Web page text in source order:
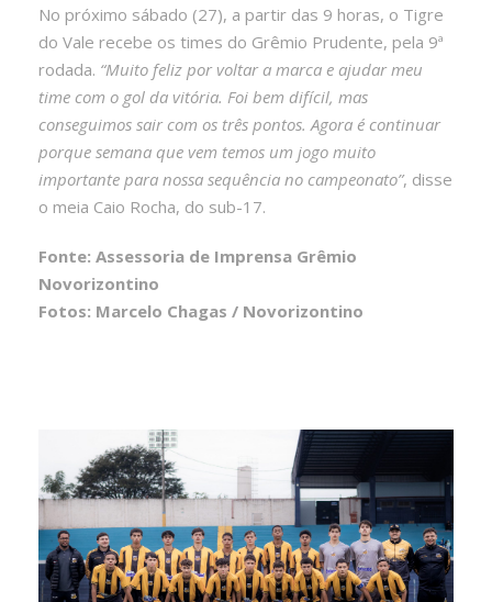
No próximo sábado (27), a partir das 9 horas, o Tigre
do Vale recebe os times do Grêmio Prudente, pela 9ª
rodada. “Muito feliz por voltar a marca e ajudar meu
time com o gol da vitória. Foi bem difícil, mas
conseguimos sair com os três pontos. Agora é continuar
porque semana que vem temos um jogo muito
importante para nossa sequência no campeonato”, disse
o meia Caio Rocha, do sub-17.
Fonte: Assessoria de Imprensa Grêmio
Novorizontino
Fotos: Marcelo Chagas / Novorizontino